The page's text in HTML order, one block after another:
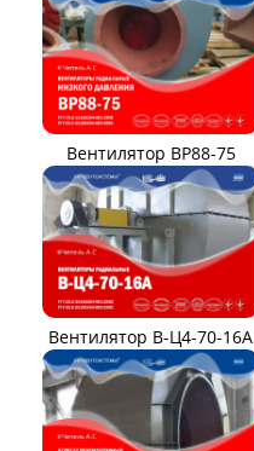
Вентилятор ВР88-75
Вентилятор В-Ц4-70-16А